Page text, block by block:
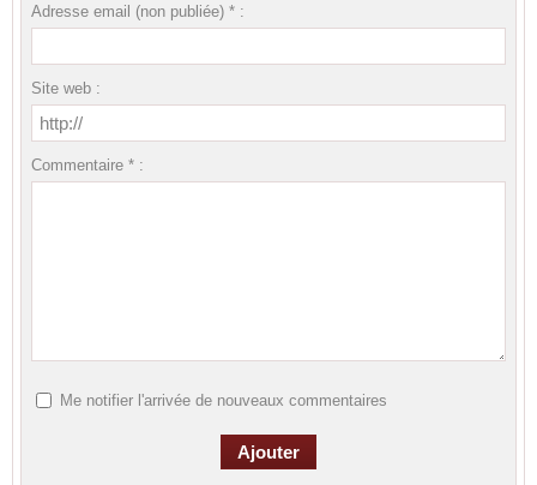
Adresse email (non publiée) * :
Site web :
Commentaire * :
Me notifier l'arrivée de nouveaux commentaires